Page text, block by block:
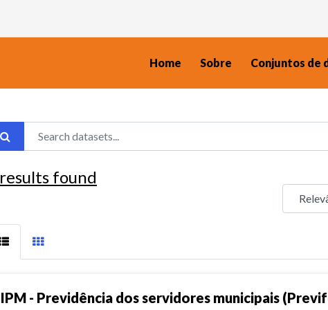
Home Sobre Conjuntos de
results found
IPM - Previdência dos servidores municipais